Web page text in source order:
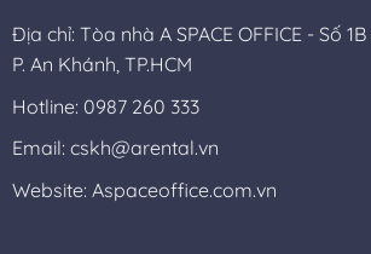
Địa chỉ: Tòa nhà A SPACE OFFICE - Số
P. An Khánh, TP.HCM
Hotline: 0987 260 333
Email: cskh@arental.vn
Website: Aspaceoffice.com.vn